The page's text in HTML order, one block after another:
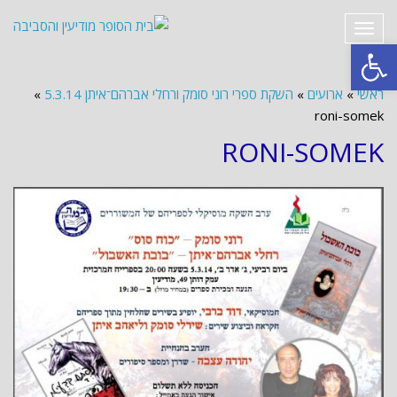
פתח סרגל נגישות
תפריט
ראשי » ארועים » השקת ספרי רוני סומק ורחלי אברהם־איתן 5.3.14
»
roni-somek
RONI-SOMEK